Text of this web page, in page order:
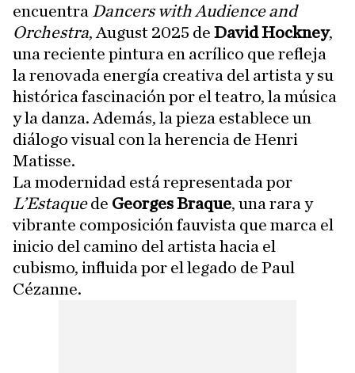
encuentra Dancers with Audience and
Orchestra, August 2025 de David Hockney,
una reciente pintura en acrílico que refleja
la renovada energía creativa del artista y su
histórica fascinación por el teatro, la música
y la danza. Además, la pieza establece un
diálogo visual con la herencia de Henri
Matisse.
La modernidad está representada por
L’Estaquede Georges Braque, una rara y
vibrante composición fauvista que marca el
inicio del camino del artista hacia el
cubismo, influida por el legado de Paul
Cézanne.